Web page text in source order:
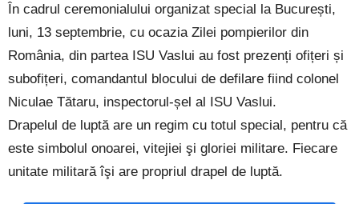
În cadrul ceremonialului organizat special la București,
luni, 13 septembrie, cu ocazia Zilei pompierilor din
România, din partea ISU Vaslui au fost prezenți ofițeri și
subofițeri, comandantul blocului de defilare fiind colonel
Niculae Tătaru, inspectorul-șel al ISU Vaslui.
Drapelul de luptă are un regim cu totul special, pentru că
este simbolul onoarei, vitejiei şi gloriei militare. Fiecare
unitate militară îşi are propriul drapel de luptă.